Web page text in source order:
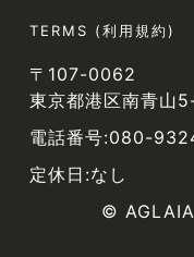
TERMS (利用規約)
〒107-0062
東京都港区南青山
電話番号:080-
定休日:なし
©